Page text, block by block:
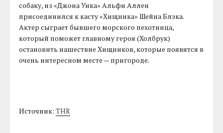
собаку, из «Джона Уика» Альфи Аллен
присоединился к касту «Хищника» Шейна Блэка.
Актер сыграет бывшего морского пехотинца,
который поможет главному героя (Холбрук)
остановить нашествие Хищников, которые появятся в
очень интересном месте — пригороде.
Источник:THR